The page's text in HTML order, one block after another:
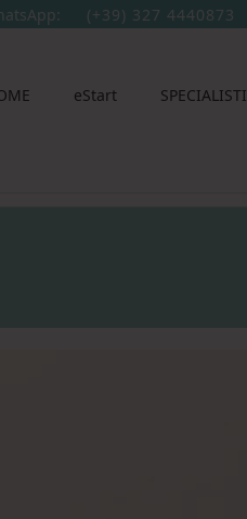
(+39) 327 4440873
eStart SPECIALISTI